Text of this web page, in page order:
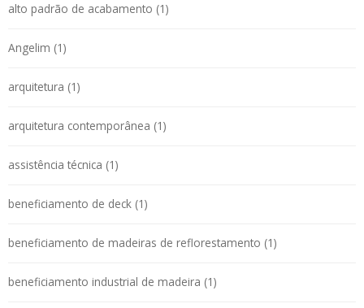
alto padrão de acabamento (1)
Angelim (1)
arquitetura (1)
arquitetura contemporânea (1)
assistência técnica (1)
beneficiamento de deck (1)
beneficiamento de madeiras de reflorestamento (1)
beneficiamento industrial de madeira (1)